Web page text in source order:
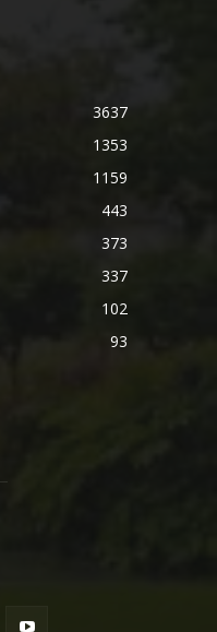
3637
1353
1159
443
373
337
102
93